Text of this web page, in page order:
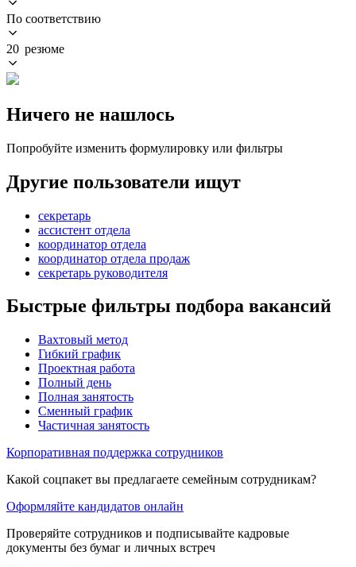
По соответствию
20 резюме
Ничего не нашлось
Попробуйте изменить формулировку или фильтры
Другие пользователи ищут
секретарь
ассистент отдела
координатор отдела
координатор отдела продаж
секретарь руководителя
Быстрые фильтры подбора вакансий
Вахтовый метод
Гибкий график
Проектная работа
Полный день
Полная занятость
Сменный график
Частичная занятость
Корпоративная поддержка сотрудников
Какой соцпакет вы предлагаете семейным сотрудникам?
Оформляйте кандидатов онлайн
Проверяйте сотрудников и подписывайте кадровые
документы без бумаг и личных встреч